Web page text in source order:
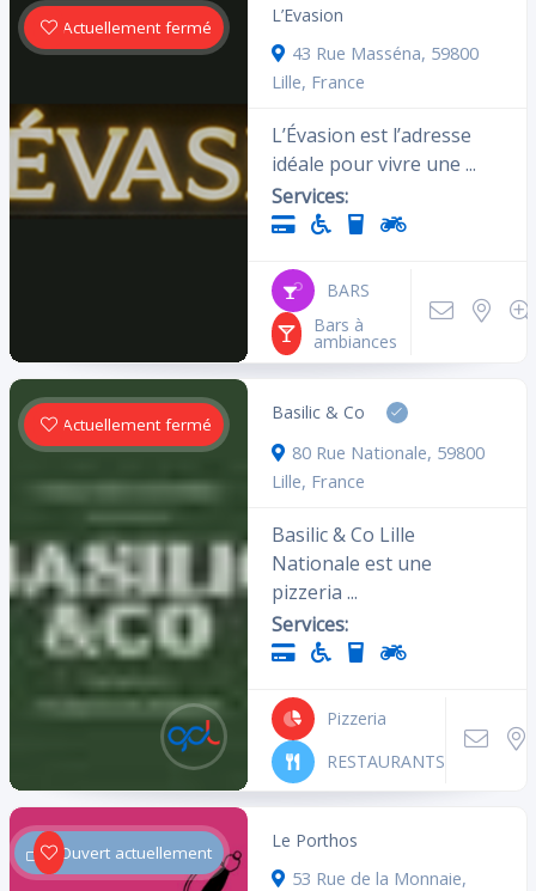
Actuellement fermé
L’Evasion
43 Rue Masséna, 59800
Lille, France
L’Évasion est l’adresse
idéale pour vivre une ...
Services:
BARS
Bars à
ambiances
Actuellement fermé
Basilic & Co
80 Rue Nationale, 59800
Lille, France
Basilic & Co Lille
Nationale est une
pizzeria ...
Services:
Pizzeria
RESTAURANTS
Ouvert actuellement
Le Porthos
53 Rue de la Monnaie,